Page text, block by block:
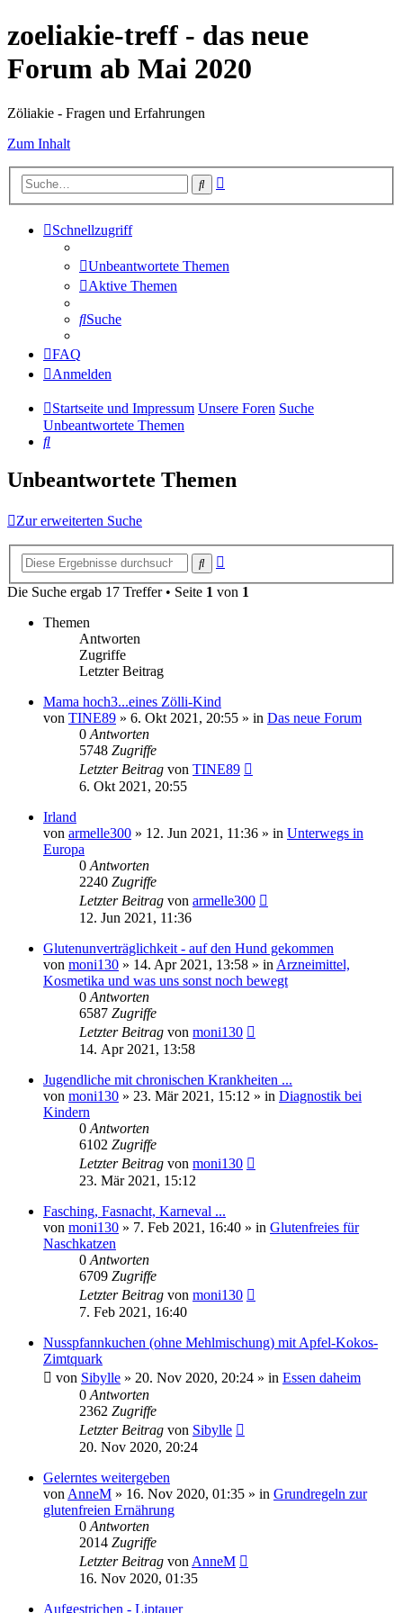
zoeliakie-treff - das neue
Forum ab Mai 2020
Zöliakie - Fragen und Erfahrungen
Zum Inhalt
Suche
Schnellzugriff
Unbeantwortete Themen
Aktive Themen
Suche
FAQ
Anmelden
Startseite und Impressum Unsere Foren Suche
Unbeantwortete Themen
Suche
Unbeantwortete Themen
Zur erweiterten Suche
Suche
Die Suche ergab 17 Treffer • Seite 1 von 1
Themen
Antworten
Zugriffe
Letzter Beitrag
Mama hoch3...eines Zölli-Kind
von TINE89 » 6. Okt 2021, 20:55 » in Das neue Forum
0 Antworten
5748 Zugriffe
Letzter Beitrag von TINE89
6. Okt 2021, 20:55
Irland
von armelle300 » 12. Jun 2021, 11:36 » in Unterwegs in
Europa
0 Antworten
2240 Zugriffe
Letzter Beitrag von armelle300
12. Jun 2021, 11:36
Glutenunverträglichkeit - auf den Hund gekommen
von moni130 » 14. Apr 2021, 13:58 » in Arzneimittel,
Kosmetika und was uns sonst noch bewegt
0 Antworten
6587 Zugriffe
Letzter Beitrag von moni130
14. Apr 2021, 13:58
Jugendliche mit chronischen Krankheiten ...
von moni130 » 23. Mär 2021, 15:12 » in Diagnostik bei
Kindern
0 Antworten
6102 Zugriffe
Letzter Beitrag von moni130
23. Mär 2021, 15:12
Fasching, Fasnacht, Karneval ...
von moni130 » 7. Feb 2021, 16:40 » in Glutenfreies für
Naschkatzen
0 Antworten
6709 Zugriffe
Letzter Beitrag von moni130
7. Feb 2021, 16:40
Nusspfannkuchen (ohne Mehlmischung) mit Apfel-Kokos-
Zimtquark
von Sibylle » 20. Nov 2020, 20:24 » in Essen daheim
0 Antworten
2362 Zugriffe
Letzter Beitrag von Sibylle
20. Nov 2020, 20:24
Gelerntes weitergeben
von AnneM » 16. Nov 2020, 01:35 » in Grundregeln zur
glutenfreien Ernährung
0 Antworten
2014 Zugriffe
Letzter Beitrag von AnneM
16. Nov 2020, 01:35
Aufgestrichen - Liptauer